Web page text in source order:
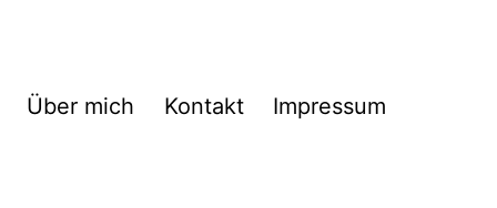
Über mich Kontakt Impressum